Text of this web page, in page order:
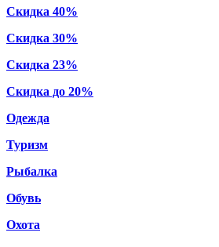
Скидка 40%
Скидка 30%
Скидка 23%
Скидка до 20%
Одежда
Туризм
Рыбалка
Обувь
Охота